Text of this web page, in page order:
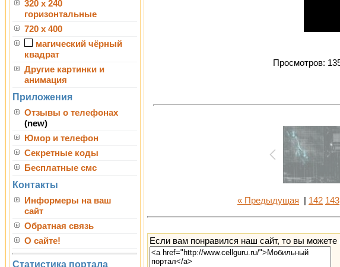
320 x 240
горизонтальные
720 x 400
магический чёрный
квадрат
Другие картинки и
анимация
Приложения
Отзывы о телефонах
(new)
Юмор и телефон
Секретные коды
Бесплатные смс
Контакты
Информеры на ваш
сайт
Обратная связь
О сайте!
Статистика портала
Просмотров:
« Предыдущая 142 143
Если вам понравился наш сайт, то вы